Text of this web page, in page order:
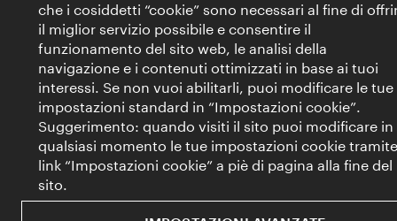
che i cosiddetti “cookie” sono necessari al fine di
il miglior servizio possibile e consentire il
funzionamento del sito web, le analisi della
navigazione e i contenuti ottimizzati in base ai tuoi
interessi. Se non vuoi abilitarli, puoi modificare le tue
impostazioni standard in “Impostazioni cookie”.
Suggerimento: quando visiti il sito puoi modificare in
qualsiasi momento le tue impostazioni cookie
link “Impostazioni cookie” a piè di pagina alla fine del
sito.